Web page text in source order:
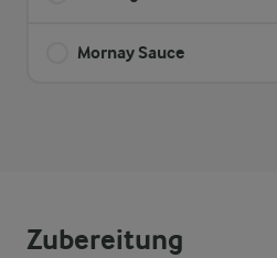
Mornay Sauce
Zubereitung